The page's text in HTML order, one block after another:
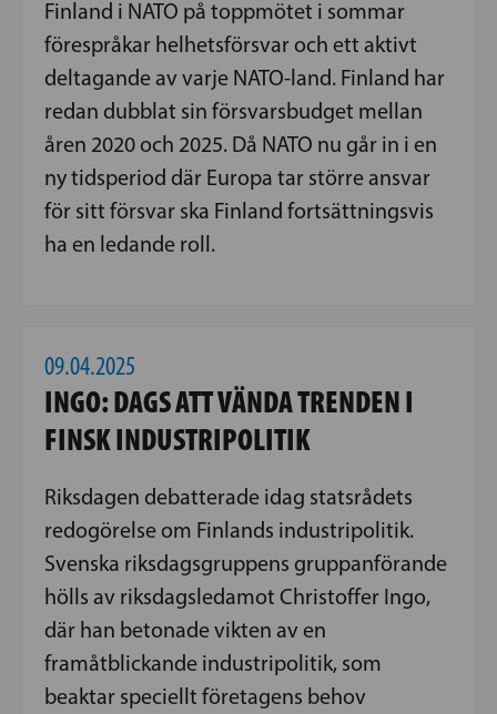
Finland i NATO på toppmötet i sommar
förespråkar helhetsförsvar och ett aktivt
deltagande av varje NATO-land. Finland har
redan dubblat sin försvarsbudget mellan
åren 2020 och 2025. Då NATO nu går in i en
ny tidsperiod där Europa tar större ansvar
för sitt försvar ska Finland fortsättningsvis
ha en ledande roll.
09.04.2025
INGO: DAGS ATT VÄNDA TRENDEN I
FINSK INDUSTRIPOLITIK
Riksdagen debatterade idag statsrådets
redogörelse om Finlands industripolitik.
Svenska riksdagsgruppens gruppanförande
hölls av riksdagsledamot Christoffer Ingo,
där han betonade vikten av en
framåtblickande industripolitik, som
beaktar speciellt företagens behov